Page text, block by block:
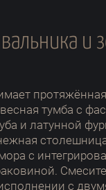
и
тумба с
и латунной
с
с